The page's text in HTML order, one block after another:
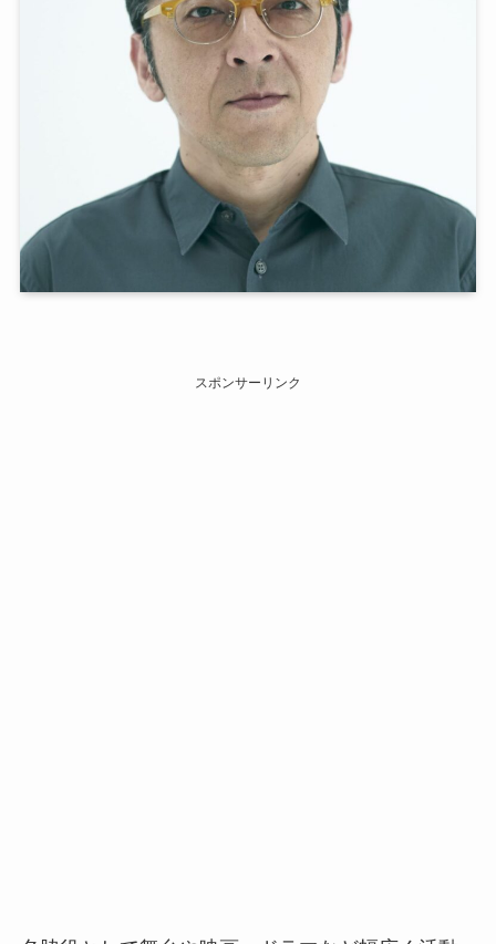
スポンサーリンク